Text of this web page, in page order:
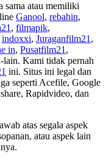
sama atau memiliki
Ganool, rebahin,
, filmapik,
indoxxi, Juraganfilm21 ,
in, Pusatfilm21 ,
lain. Kami tidak pernah
ini. Situs ini legal dan
seperti Acefile, Google
Rapidvideo, dan
atas segala aspek
atau aspek lain